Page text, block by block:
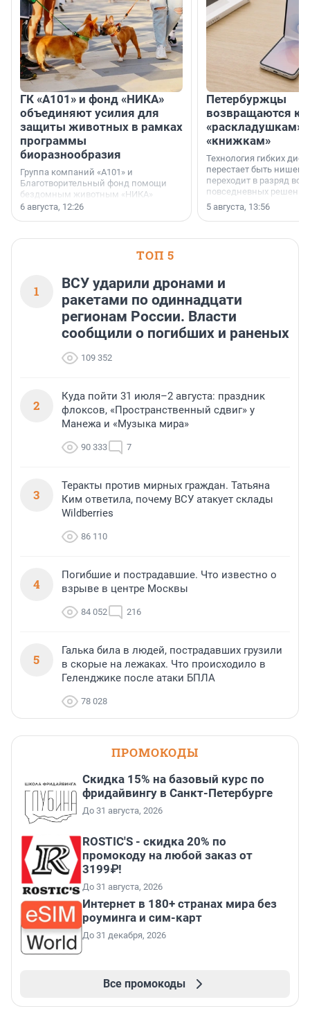
ГК «А101» и фонд «НИКА»
объединяют усилия для
защиты животных в рамках
программы
биоразнообразия
Группа компаний «А101» и
Благотворительный фонд помощи
бездомным животным «НИКА»
заключили соглашение о
6 августа, 12:26
Петербуржцы
возвращаются к
«раскладушкам»
«книжкам»
Технология гибких
перестает быть
переходит в разряд
повседневных
5 августа, 13:56
ТОП 5
1
ВСУ ударили дронами и
ракетами по одиннадцати
регионам России. Власти
сообщили о погибших и раненых
109 352
2
Куда пойти 31 июля–2 августа: праздник
флоксов, «Пространственный сдвиг» у
Манежа и «Музыка мира»
90 333 7
3
Теракты против мирных граждан. Татьяна
Ким ответила, почему ВСУ атакует склады
Wildberries
86 110
4
Погибшие и пострадавшие. Что известно о
взрыве в центре Москвы
84 052 216
5
Галька била в людей, пострадавших грузили
в скорые на лежаках. Что происходило в
Геленджике после атаки БПЛА
78 028
ПРОМОКОДЫ
Скидка 15% на базовый курс по
фридайвингу в Санкт-Петербурге
До 31 августа, 2026
ROSTIC'S - скидка 20% по
промокоду на любой заказ от
3199₽!
До 31 августа, 2026
Интернет в 180+ странах мира без
роуминга и сим-карт
До 31 декабря, 2026
Все промокоды